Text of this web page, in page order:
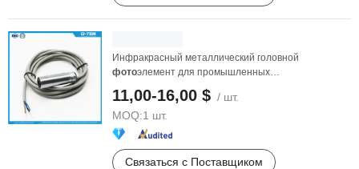
Инфракрасный металлический головной
фотоэлемент для промышленных
высокоскоростных дверей
11,00-16,00 $ / шт.
MOQ:1 шт.
Связаться с Поставщиком